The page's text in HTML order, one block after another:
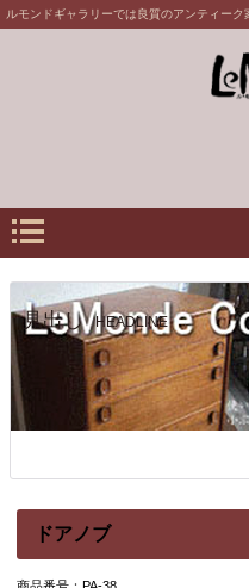
ルモンドギャラリーでは良質のアンティー
見出し HEADLINE
ドアノブ